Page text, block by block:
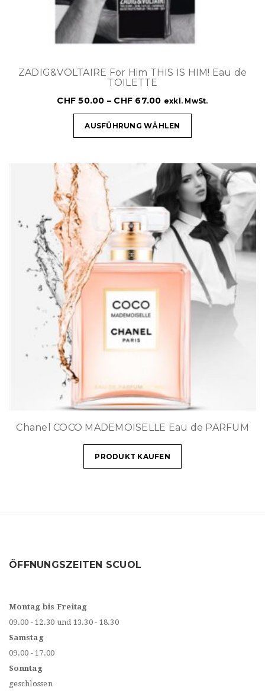
ZADIG&VOLTAIRE For Him THIS IS HIM! Eau de
TOILETTE
CHF 50.00 – CHF 67.00 exkl. MwSt.
AUSFÜHRUNG WÄHLEN
Chanel COCO MADEMOISELLE Eau de PARFUM
PRODUKT KAUFEN
ÖFFNUNGSZEITEN SCUOL
Montag bis Freitag
09.00 - 12.30 und 13.30 - 18.30
Samstag
09.00 - 17.00
Sonntag
geschlossen